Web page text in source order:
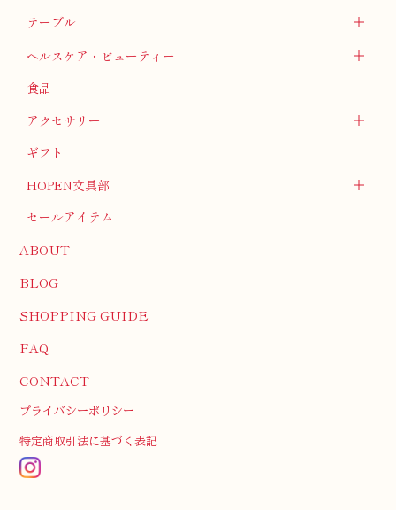
テーブル
ヘルスケア・ビューティー
食品
アクセサリー
ギフト
HOPEN文具部
セールアイテム
ABOUT
BLOG
SHOPPING GUIDE
FAQ
CONTACT
プライバシーポリシー
特定商取引法に基づく表記